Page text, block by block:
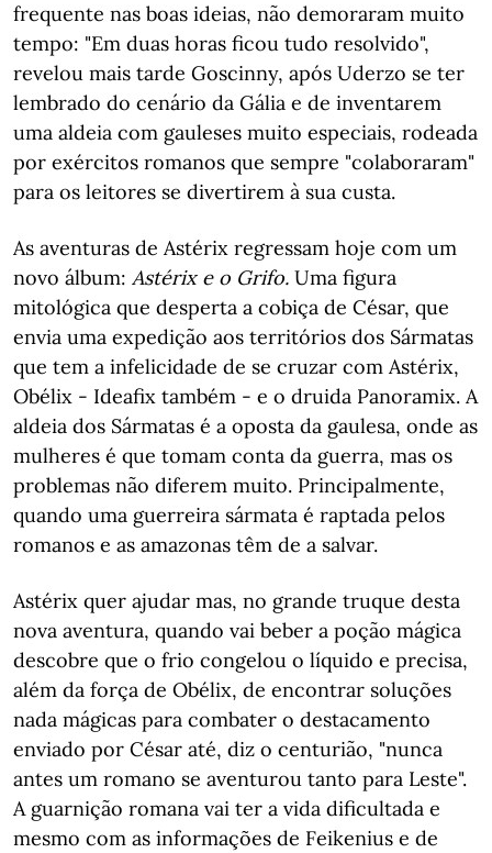
frequente nas boas ideias, não demoraram muito
tempo: "Em duas horas ficou tudo resolvido",
revelou mais tarde Goscinny, após Uderzo se ter
lembrado do cenário da Gália e de inventarem
uma aldeia com gauleses muito especiais, rodeada
por exércitos romanos que sempre "colaboraram"
para os leitores se divertirem à sua custa.
As aventuras de Astérix regressam hoje com um
novo álbum: Astérix e o Grifo. Uma figura
mitológica que desperta a cobiça de César, que
envia uma expedição aos territórios dos Sármatas
que tem a infelicidade de se cruzar com Astérix,
Obélix - Ideafix também - e o druida Panoramix. A
aldeia dos Sármatas é a oposta da gaulesa, onde as
mulheres é que tomam conta da guerra, mas os
problemas não diferem muito. Principalmente,
quando uma guerreira sármata é raptada pelos
romanos e as amazonas têm de a salvar.
Astérix quer ajudar mas, no grande truque desta
nova aventura, quando vai beber a poção mágica
descobre que o frio congelou o líquido e precisa,
além da força de Obélix, de encontrar soluções
nada mágicas para combater o destacamento
enviado por César até, diz o centurião, "nunca
antes um romano se aventurou tanto para Leste".
A guarnição romana vai ter a vida dificultada e
mesmo com as informações de Feikenius e de